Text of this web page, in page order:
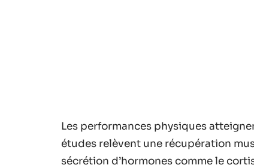
Les performances physiques
études relèvent une récupération
sécrétion d’hormones comme le